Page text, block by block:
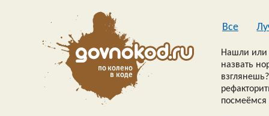
Все
Нашли или
назвать
посмеёмся